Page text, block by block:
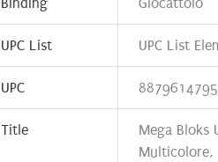
UPC List UPC List
UPC
Title
Mega Bloks
Multicolore,